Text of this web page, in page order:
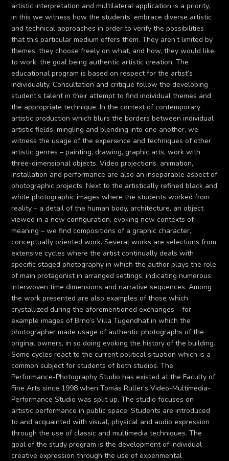
artistic interpretation and multilateral application is a priority,
in this we witness how the students‘ embrace diverse artistic
and technical approaches in order to verify the possibilities
that this particular medium offers them. They aren’t limited by
themes, they choose freely on what, and how, they would like
to work, the goal being authentic artistic creation. The
educational program is based on respect for the artist’s
individuality. Consultation and critique follow the developing
student’s talent in their attempt to find individual themes and
the appropriate technique. In the context of contemporary
artistic production which blurs the borders between individual
artistic fields, mingling and blending into one another, we
witness the usage of the experience and techniques of other
artistic genres – painting, drawing, graphic arts, work with
three-dimensional objects. Video projections, animation,
installation and performance are also an inseparable aspect of
photographic projects. Next to the artistically refined black and
white photographic images where the students worked from
reality – a detail of the human body, architecture, an object
viewed in a new configuration, evoking new contexts of
meaning – we find compositions of a graphic character,
conceptually oriented work. Several works are selections from
extensive cycles where the artist continually deals with
specific staged photography in which the author plays the role
of main protagonist in arranged settings, indicating numerous
interwoven time dimensions and narrative sequences. Among
the work presented are also examples of those which
crystallized during the aforementioned exchanges – for
example images of Brno’s Villa Tugendhat in which the
photographer made usage of authentic photographs of the
original owners, in so doing evoking the history of the building.
Some cycles react to the current political situation which is a
common subject for students of both studios. The
Performance-Photography Studio has existed at the Faculty of
Fine Arts since 1998 when Tomás Ruller’s Video-Multimedia-
Performance Studio was split up. The studio focuses on
artistic performance in public space. Students are introduced
to and acquainted with visual, physical and audio expression
through the use of classic and multimedia techniques. The
goal of the study program is the development of individual
creative expression through the use of experimental